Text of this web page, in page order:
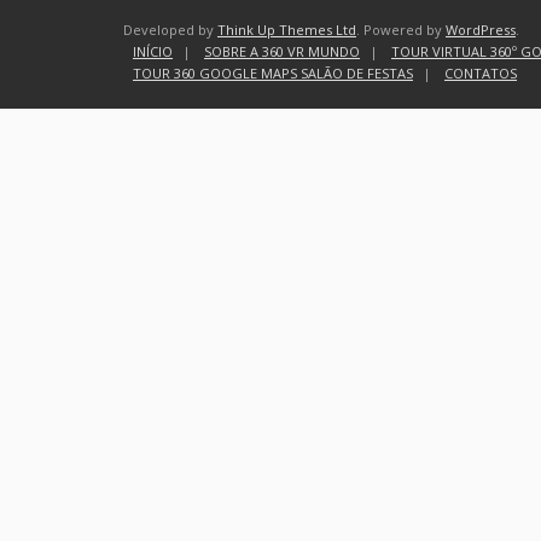
Developed by Think Up Themes Ltd. Powered by WordPress.
INÍCIO
SOBRE A 360 VR MUNDO TOUR VIRTUAL 360º
TOUR 360 GOOGLE MAPS SALÃO DE FESTAS
CONTATOS